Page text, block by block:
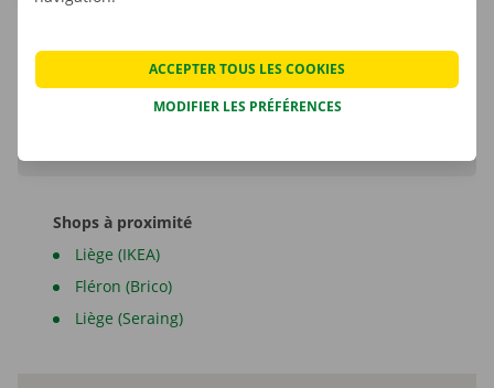
Marcel Parent
Shop Manager
Shops à proximité
Liège (IKEA)
Fléron (Brico)
Liège (Seraing)
MODIFIER LES PRÉFÉRENCES
ACCEPTER TOUS LES COOKIES